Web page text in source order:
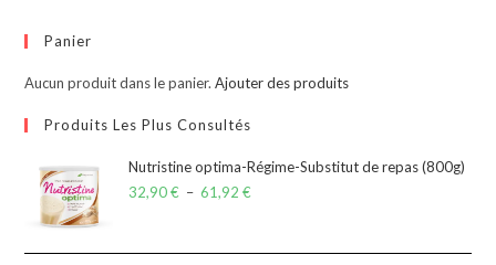
Panier
Aucun produit dans le panier.Ajouter des produits
Produits Les Plus Consultés
Nutristine optima-Régime-Substitut de repas (800g)
32,90€ – 61,92€